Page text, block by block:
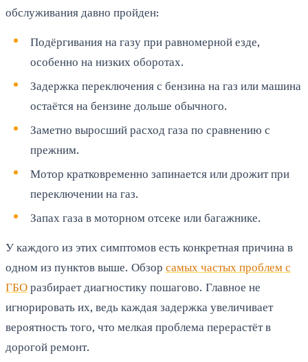
обслуживания давно пройден:
Подёргивания на газу при равномерной езде,
особенно на низких оборотах.
Задержка переключения с бензина на газ или машина
остаётся на бензине дольше обычного.
Заметно выросший расход газа по сравнению с
прежним.
Мотор кратковременно запинается или дрожит при
переключении на газ.
Запах газа в моторном отсеке или багажнике.
У каждого из этих симптомов есть конкретная причина в
одном из пунктов выше. Обзор самых частых проблем с
ГБОразбирает диагностику пошагово. Главное не
игнорировать их, ведь каждая задержка увеличивает
вероятность того, что мелкая проблема перерастёт в
дорогой ремонт.